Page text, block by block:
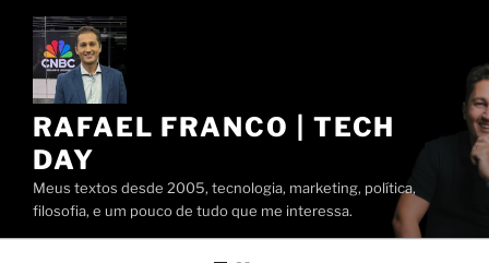
Pular
conteúdo
RAFAEL FRANCO | TECH
DAY
Meus textos desde 2005, tecnologia, marketing, política,
filosofia, e um pouco de tudo que me interessa.